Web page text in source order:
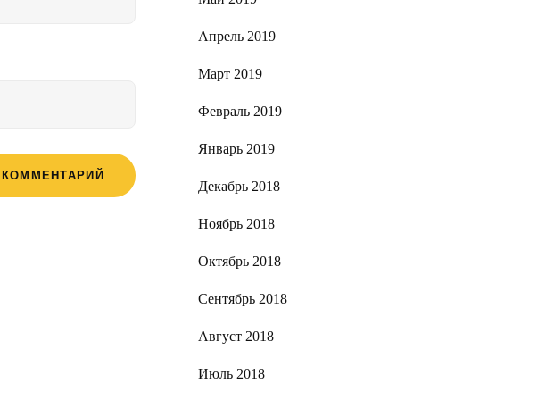
Апрель 2019
Март 2019
Февраль 2019
Январь 2019
Декабрь 2018
Ноябрь 2018
Октябрь 2018
Сентябрь 2018
Август 2018
Июль 2018